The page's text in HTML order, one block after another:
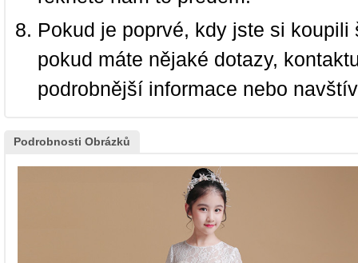
Pokud je poprvé, kdy jste si
pokud máte nějaké dotazy,
podrobnější informace nebo
Podrobnosti Obrázků